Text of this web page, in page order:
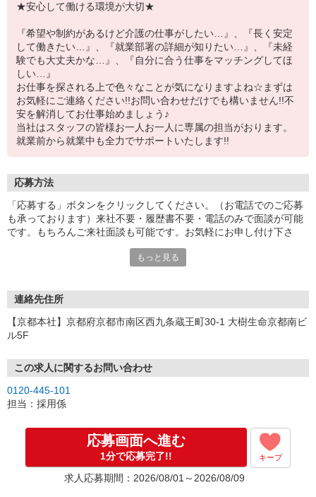
★安心して働ける環境が大切★
『希望や制約があるけど介護の仕事がしたい…』、『長く安定
して働きたい…』、『就業部署の詳細が知りたい…』、『未経
験でも大丈夫かな…』、『自分に合う仕事をマッチングしてほ
しい…』
お仕事を探される上で色々なことが気になりますよね☆まずは
お気軽にご連絡ください!!お問い合わせだけでも構いません!!不
安を解消してお仕事始めましょう♪
当社はスタッフの皆様お一人お一人に専属の担当がおります。
就業前から就業中も全力でサポートいたします!!
応募方法
「応募する」ボタンをクリックしてください。（お電話でのご応募
も承っております）来社不要・履歴書不要・電話のみで面談が可能
です。もちろんご来社面談も可能です。お気軽にお申し付け下さ
もっと見る
連絡先住所
【京都本社】京都府京都市南区西九条蔵王町30-1 大樹生命京都南ビ
ル5F
この求人に関するお問い合わせ
0120-445-101
担当：採用係
応募画面へ進む
1分で応募完了!! キープ
求人応募期間：2026/08/01～2026/08/09